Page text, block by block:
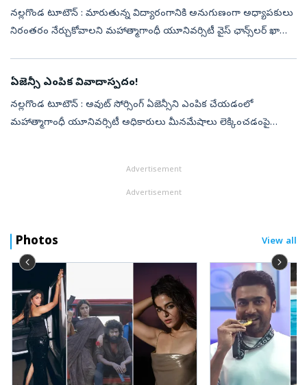
నల్లగొండ టూటౌన్‌ : మారుతున్న విద్యారంగానికి అనుగుణంగా అధ్యాపకులు
నిరంతరం నేర్చుకోవాలని మహాత్మాగాంధీ యూనివర్సిటీ వైస్‌ ఛాన్స్‌లర్‌ ఖాజా
ఏజెన్సీ ఎంపిక వివాదాస్పదం!
నల్లగొండ టూటౌన్‌ : అవుట్‌ సోర్సింగ్‌ ఏజెన్సీని ఎంపిక చేయడంలో
మహాత్మాగాంధీ యూనివర్సిటీ అధికారులు మీనమేషాలు లెక్కించడంపై
Advertisement
Advertisement
Photos View all